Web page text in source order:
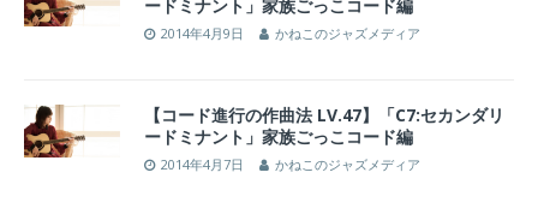
ードミナント」家族ごっこコード編
2014年4月9日 かねこのジャズメディア
【コード進行の作曲法 LV.47】「C7:セカンダリ
ードミナント」家族ごっこコード編
2014年4月7日 かねこのジャズメディア